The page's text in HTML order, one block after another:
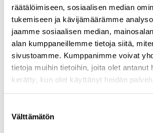
räätälöimiseen, sosiaalisen median
tukemiseen ja kävijämäärämme
jaamme sosiaalisen median,
alan kumppaneillemme tietoja siitä,
sivustoamme. Kumppanimme voivat
tietoja muihin tietoihin, joita olet antanut
kerätty, kun olet käyttänyt heidän
valinta
Välttämätön
24.1.2026 TIEDOTTEET
MEP Aura Salla: Suomen Kela ei